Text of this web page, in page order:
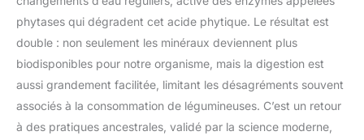
phytases qui dégradent cet acide phytique. Le résultat est
double : non seulement les minéraux deviennent plus
biodisponibles pour notre organisme, mais la digestion est
aussi grandement facilitée, limitant les désagréments souvent
associés à la consommation de légumineuses. C’est un retour
à des pratiques ancestrales, validé par la science moderne,